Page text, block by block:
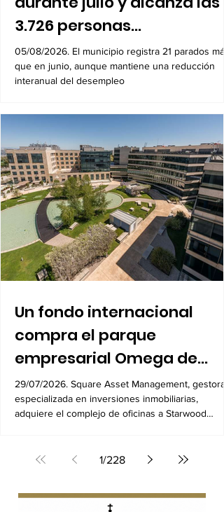
El paro sube en Alcobendas
durante julio y alcanza las
desempleadas
que en junio, aunque mantiene una reducción
interanual del desempleo
Un fondo internacional
compra el parque
Alcobendas por 104
29/07/2026. Square Asset Management, gestora